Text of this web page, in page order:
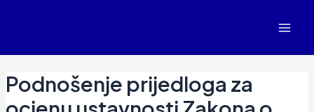
Podnošenje prijedloga za